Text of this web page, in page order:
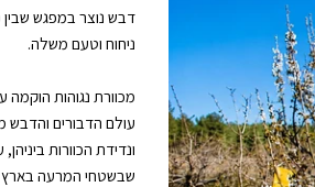
דבש נוצר במפגש
ניחוח וטעם משלה.
מכוורת נגוהות הוקמה
עולם הדבורים והדבש
ונדידת הכוורות
שבשטחי המרעה בארץ